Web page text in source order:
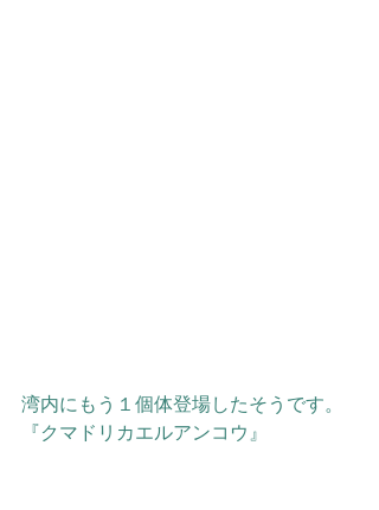
湾内にもう１個体登場したそうです。
『クマドリカエルアンコウ』